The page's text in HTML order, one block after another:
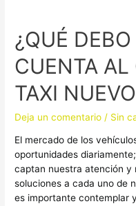
¿QUÉ
CUENTA AL
TAXI
Deja un comentario / Sin
El mercado de los
oportunidades
captan nuestra atención y
soluciones a cada uno de
es importante contemplar
TENER
EN
CUENTA
AL
COMPRAR
TAXI
USADO?